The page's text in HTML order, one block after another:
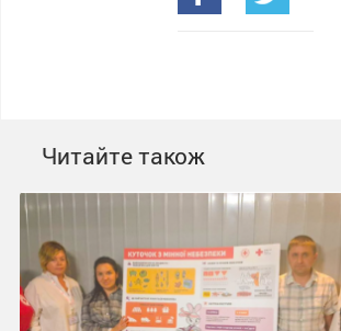
Читайте також